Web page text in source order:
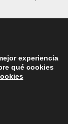
aquí
experiencia
qué cookies